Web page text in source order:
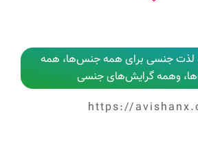
لذت جنسی برای همه جنس‌ها، همه
وهمه گرایش‌های جنسی
https://